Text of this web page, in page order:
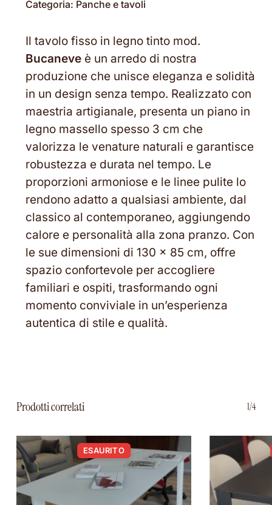
Categoria: Panche e tavoli
Il tavolo fisso in legno tinto mod.
Bucaneveè un arredo di nostra
produzione che unisce eleganza e solidità
in un design senza tempo. Realizzato con
maestria artigianale, presenta un piano in
legno massello spesso 3 cm che
valorizza le venature naturali e garantisce
robustezza e durata nel tempo. Le
proporzioni armoniose e le linee pulite lo
rendono adatto a qualsiasi ambiente, dal
classico al contemporaneo, aggiungendo
calore e personalità alla zona pranzo. Con
le sue dimensioni di 130 x 85 cm, offre
spazio confortevole per accogliere
familiari e ospiti, trasformando ogni
momento conviviale in un’esperienza
autentica di stile e qualità.
Prodotti correlati 1/4
ESAURITO